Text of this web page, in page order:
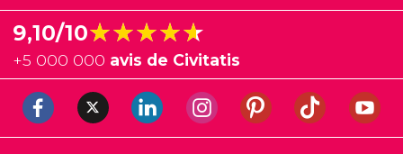
9,10/10★★★★★
★★★★★
+5 000 000 avis de Civitatis